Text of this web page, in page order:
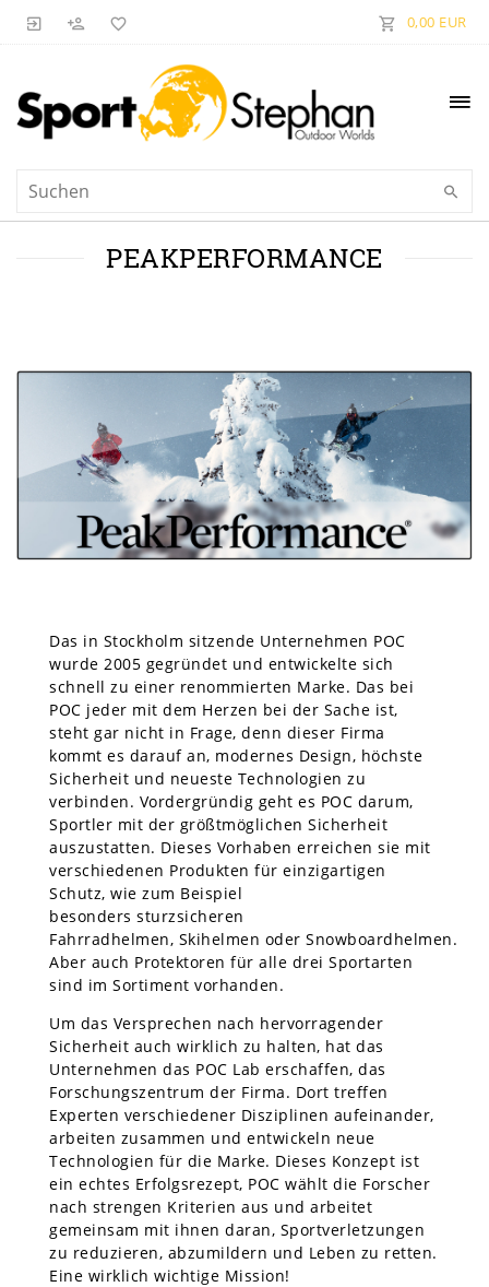
0,00 EUR
PEAKPERFORMANCE
Das in Stockholm sitzende Unternehmen POC
wurde 2005 gegründet und entwickelte sich
schnell zu einer renommierten Marke. Das bei
POC jeder mit dem Herzen bei der Sache ist,
steht gar nicht in Frage, denn dieser Firma
kommt es darauf an, modernes Design, höchste
Sicherheit und neueste Technologien zu
verbinden. Vordergründig geht es POC darum,
Sportler mit der größtmöglichen Sicherheit
auszustatten. Dieses Vorhaben erreichen sie mit
verschiedenen Produkten für einzigartigen
Schutz, wie zum Beispiel
besonders sturzsicheren
Fahrradhelmen, Skihelmen oder Snowboardhelmen.
Aber auch Protektoren für alle drei Sportarten
sind im Sortiment vorhanden.
Um das Versprechen nach hervorragender
Sicherheit auch wirklich zu halten, hat das
Unternehmen das POC Lab erschaffen, das
Forschungszentrum der Firma. Dort treffen
Experten verschiedener Disziplinen aufeinander,
arbeiten zusammen und entwickeln neue
Technologien für die Marke. Dieses Konzept ist
ein echtes Erfolgsrezept, POC wählt die Forscher
nach strengen Kriterien aus und arbeitet
gemeinsam mit ihnen daran, Sportverletzungen
zu reduzieren, abzumildern und Leben zu retten.
Eine wirklich wichtige Mission!